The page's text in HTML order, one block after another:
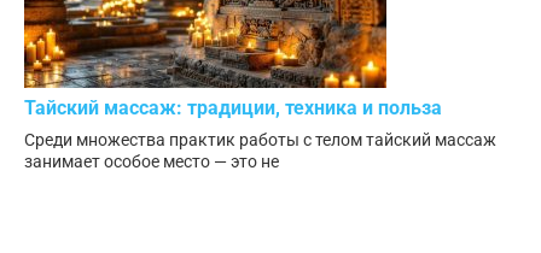
Тайский массаж: традиции, техника и польза
Среди множества практик работы с телом тайский массаж
занимает особое место — это не